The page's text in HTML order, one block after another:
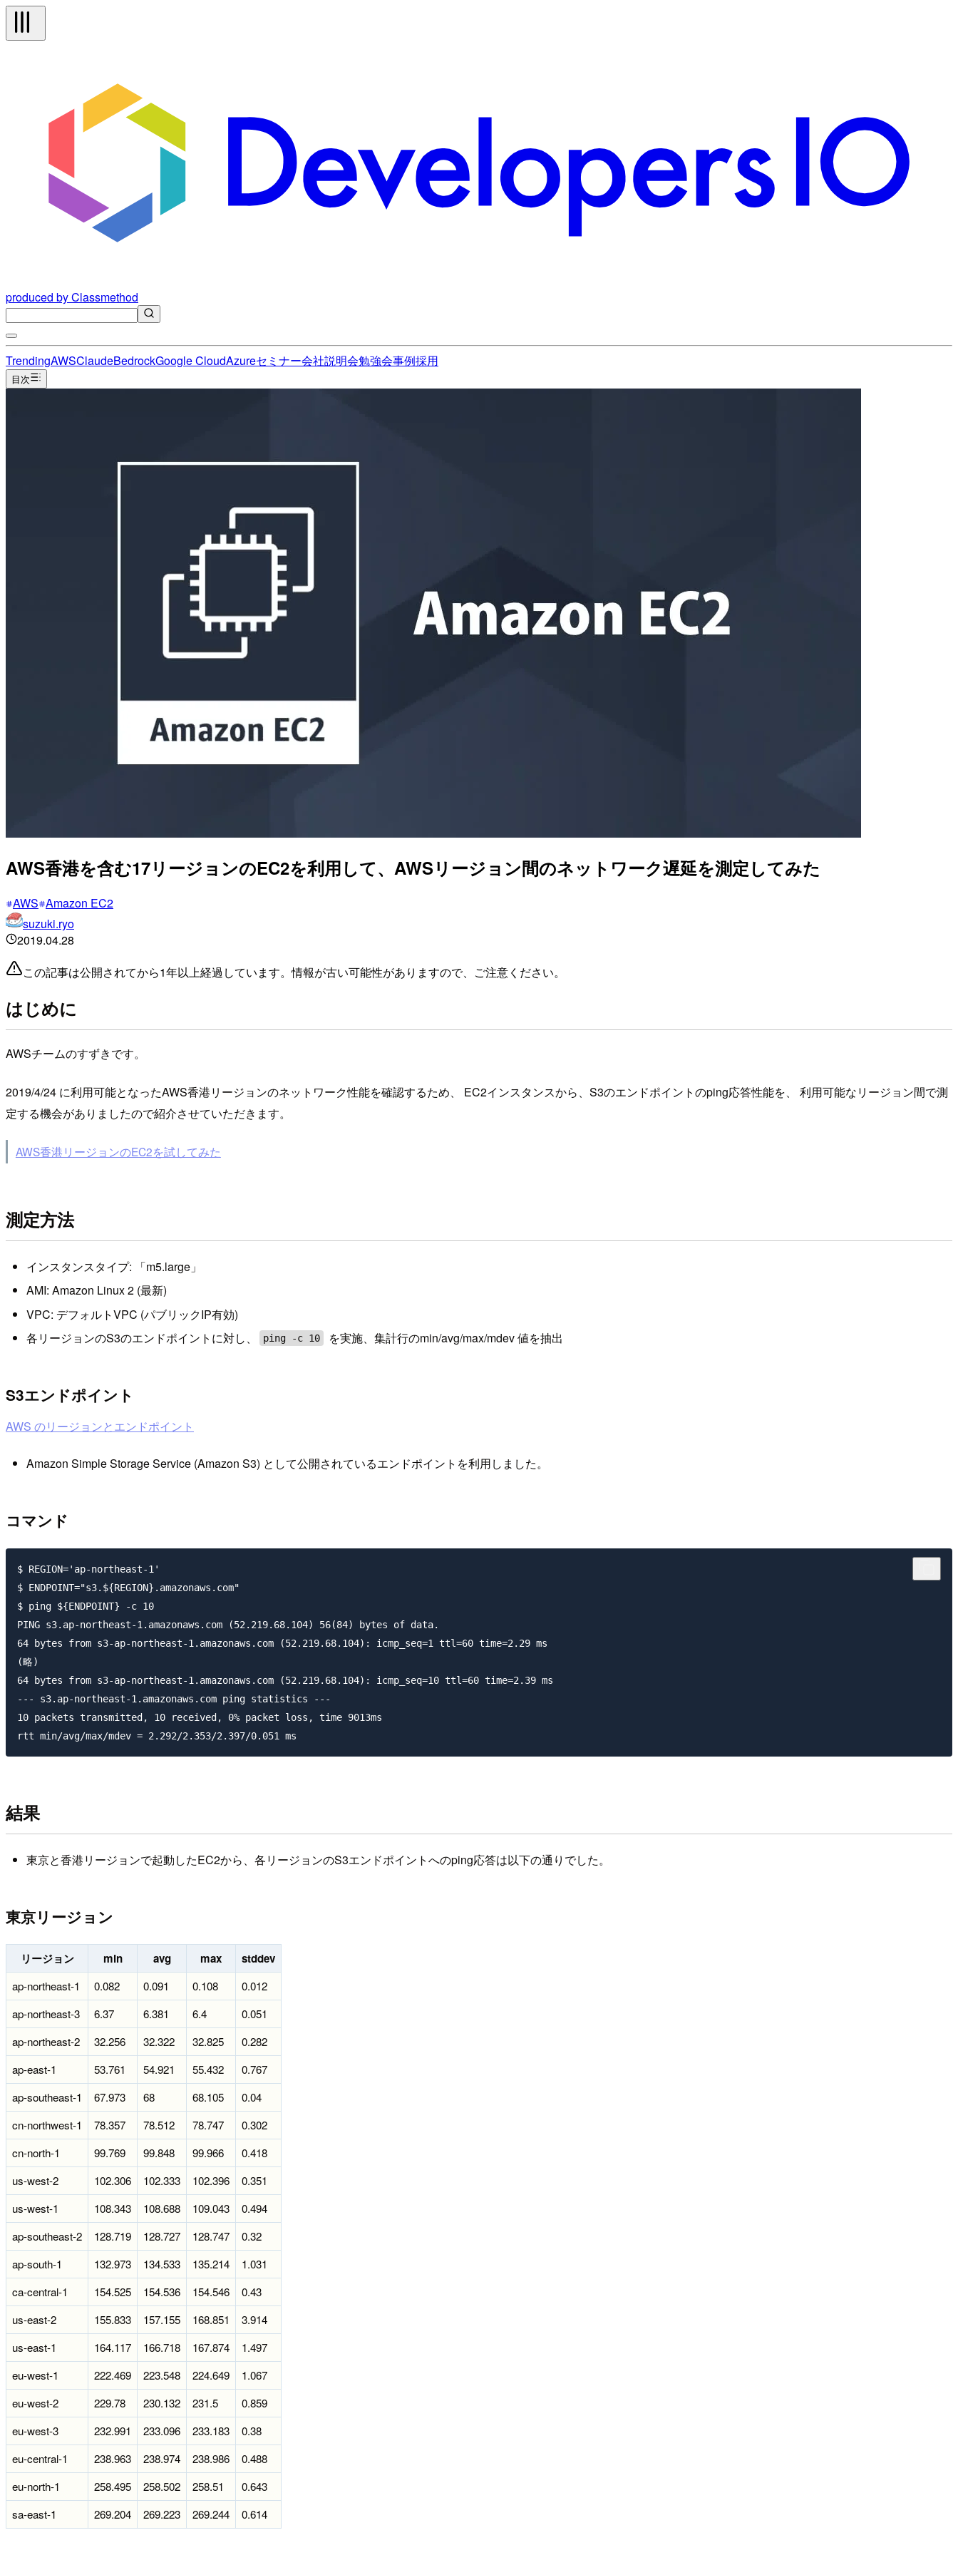
produced by Classmethod
TrendingAWSClaudeBedrockGoogle CloudAzureセミナー会社説明会勉強会事例採用
目次
AWS香港を含む17リージョンのEC2を利用して、AWSリージョン間のネットワーク遅延を測定してみた
AWS Amazon EC2
suzuki.ryo
2019.04.28
この記事は公開されてから1年以上経過しています。情報が古い可能性がありますので、ご注意ください。
はじめに
AWSチームのすずきです。
2019/4/24 に利用可能となったAWS香港リージョンのネットワーク性能を確認するため、 EC2インスタンスから、S3のエンドポイントのping応答性能を、 利用可能なリージョン間で測
定する機会がありましたので紹介させていただきます。
AWS香港リージョンのEC2を試してみた
測定方法
インスタンスタイプ: 「m5.large」
AMI: Amazon Linux 2 (最新)
VPC: デフォルトVPC (パブリックIP有効)
各リージョンのS3のエンドポイントに対し、
ping -c 10 を実施、集計行のmin/avg/max/mdev 値を抽出
S3エンドポイント
AWS のリージョンとエンドポイント
Amazon Simple Storage Service (Amazon S3) として公開されているエンドポイントを利用しました。
コマンド
$ REGION='ap-northeast-1'
$ ENDPOINT="s3.${REGION}.amazonaws.com"
$ ping ${ENDPOINT} -c 10
PING s3.ap-northeast-1.amazonaws.com (52.219.68.104) 56(84) bytes of data.
64 bytes from s3-ap-northeast-1.amazonaws.com (52.219.68.104): icmp_seq=1 ttl=60 time=2.29 ms
(略)
64 bytes from s3-ap-northeast-1.amazonaws.com (52.219.68.104): icmp_seq=10 ttl=60 time=2.39 ms
--- s3.ap-northeast-1.amazonaws.com ping statistics ---
10 packets transmitted, 10 received, 0% packet loss, time 9013ms
結果
東京と香港リージョンで起動したEC2から、各リージョンのS3エンドポイントへのping応答は以下の通りでした。
東京リージョン
リージョン min avg max stddev
ap-northeast-1 0.082 0.091 0.108
0.012
ap-northeast-3
6.37 6.381 6.4
0.051
ap-northeast-2
32.256 32.322 32.825
0.282
ap-east-1
53.761 54.921 55.432
0.767
ap-southeast-1
67.973 68 68.105
0.04
cn-northwest-1
78.357 78.512 78.747
0.302
cn-north-1
99.769 99.848 99.966
0.418
us-west-2
102.306 102.333 102.396
0.351
us-west-1
108.343 108.688 109.043
0.494
ap-southeast-2
128.719 128.727 128.747
0.32
ap-south-1
132.973 134.533 135.214
1.031
ca-central-1
154.525 154.536 154.546
0.43
us-east-2
155.833 157.155 168.851
3.914
us-east-1
164.117 166.718 167.874
1.497
eu-west-1
222.469 223.548 224.649
1.067
eu-west-2
229.78 230.132 231.5
0.859
eu-west-3
232.991 233.096 233.183
0.38
eu-central-1
238.963 238.974 238.986
0.488
eu-north-1
258.495 258.502 258.51
0.643
sa-east-1
269.204 269.223 269.244 0.614